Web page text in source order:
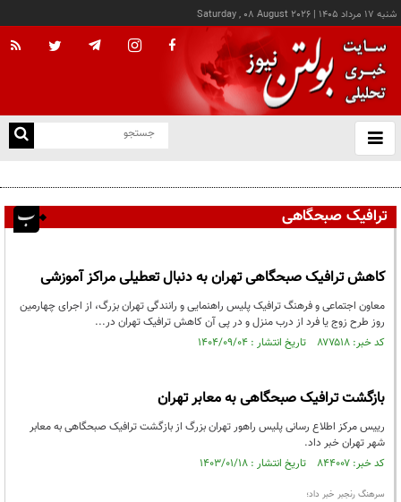
شنبه ۱۷ مرداد ۱۴۰۵ |
Saturday , 08 August 2026
باز
و
ترافیک صبحگاهی
کاهش ترافیک صبحگاهی تهران به دنبال تعطیلی مراکز آموزشی
معاون اجتماعی و فرهنگ ترافیک پلیس راهنمایی و رانندگی تهران بزرگ، از اجرای چهارمین
روز طرح زوج یا فرد از درب منزل و در پی آن کاهش ترافیک تهران در...
کد خبر: ۸۷۷۵۱۸ تاریخ انتشار : ۱۴۰۴/۰۹/۰۴
بازگشت ترافیک صبحگاهی به معابر تهران
رییس مرکز اطلاع رسانی پلیس راهور تهران بزرگ از بازگشت ترافیک صبحگاهی به معابر
شهر تهران خبر داد.
کد خبر: ۸۴۴۰۰۷ تاریخ انتشار : ۱۴۰۳/۰۱/۱۸
سرهنگ رنجبر خبر داد؛